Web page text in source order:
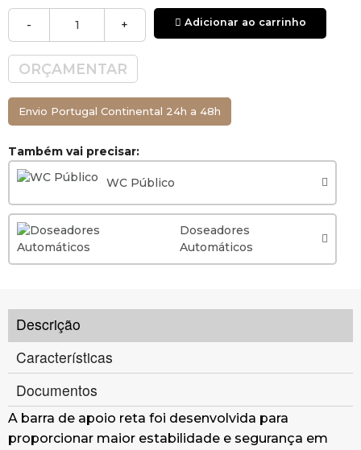
- + Adicionar ao carrinho
ORÇAMENTAR
Envio Portugal Continental 24h a 48h
Também vai precisar:
WC Público
Doseadores
Automáticos
Descrição
Características
Documentos
A barra de apoio reta foi desenvolvida para
proporcionar maior estabilidade e segurança em